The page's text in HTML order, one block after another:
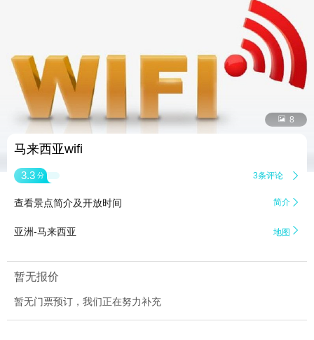
 8
马来西亚wifi
3.3 分 3条评论 
查看景点简介及开放时间 简介 
亚洲-马来西亚 地图 
暂无报价
暂无门票预订，我们正在努力补充